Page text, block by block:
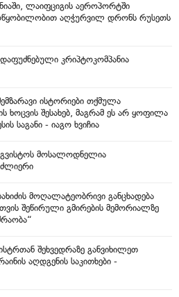
ლაიფციგის აეროპორტში
აღჭურვილ დრონს რუსეთს
კრიპტოკომპანია
ისტორიები თქმულა
ხოცვის შესახებ, მაგრამ ეს არ ყოფილა
საგანი - იაგო ხვიჩია
მოსალოდნელია
ძლიერი
მოღალატეობრივი განცხადება
შეწირული გმირების მემორიალზე
შეხვედრაზე განვიხილეთ
აღდგენის საკითხები -